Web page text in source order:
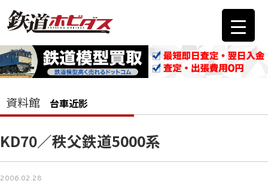
資料館 台車近影
KD70／秩父鉄道5000系
2006.02.28